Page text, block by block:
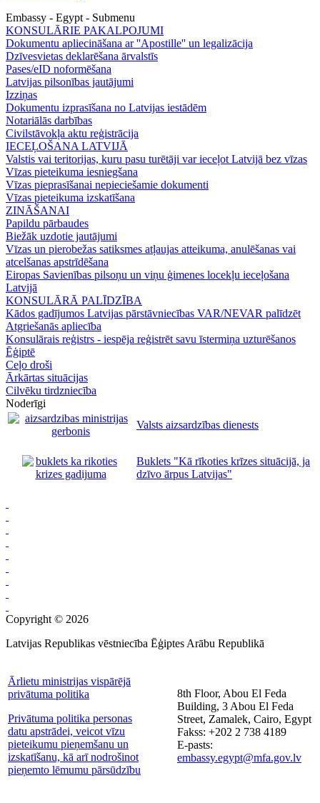
Embassy - Egypt - Submenu
KONSULĀRIE PAKALPOJUMI
Dokumentu apliecināšana ar ''Apostille'' un legalizācija
Dzīvesvietas deklarēšana ārvalstīs
Pases/eID noformēšana
Latvijas pilsonības jautājumi
Izziņas
Dokumentu izprasīšana no Latvijas iestādēm
Notariālās darbības
Civilstāvokļa aktu reģistrācija
IECEĻOŠANA LATVIJĀ
Valstis vai teritorijas, kuru pasu turētāji var ieceļot Latvijā bez vīzas
Vīzas pieteikuma iesniegšana
Vīzas pieprasīšanai nepieciešamie dokumenti
Vīzas pieteikuma izskatīšana
ZINĀŠANAI
Papildu pārbaudes
Biežāk uzdotie jautājumi
Vīzas un pierobežas satiksmes atļaujas atteikuma, anulēšanas vai
atcelšanas apstrīdēšana
Eiropas Savienības pilsoņu un viņu ģimenes locekļu ieceļošana
Latvijā
KONSULĀRĀ PALĪDZĪBA
Kādos gadījumos Latvijas pārstāvniecības VAR/NEVAR palīdzēt
Atgriešanās apliecība
Konsulārais reģistrs - iespēja reģistrēt savu īstermiņa uzturēšanos
Ēģiptē
Ceļo droši
Ārkārtas situācijas
Cilvēku tirdzniecība
Noderīgi
Valsts aizsardzības dienests
Buklets "Kā rīkoties krīzes situācijā, ja
dzīvo ārpus Latvijas"
Copyright © 2026
Latvijas Republikas vēstniecība Ēģiptes Arābu Republikā
Ārlietu ministrijas vispārējā
privātuma politika
Privātuma politika personas
datu apstrādei, veicot vīzu
pieteikumu pieņemšanu un
izskatīšanu, kā arī nodrošinot
pieņemto lēmumu pārsūdzību
8th Floor, Abou El Feda
Building, 3 Abou El Feda
Street, Zamalek, Cairo, Egypt
Fakss: +202 2 738 4189
E-pasts:
embassy.egypt@mfa.gov.lv